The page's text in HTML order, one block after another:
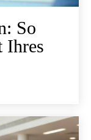
So
Ihres